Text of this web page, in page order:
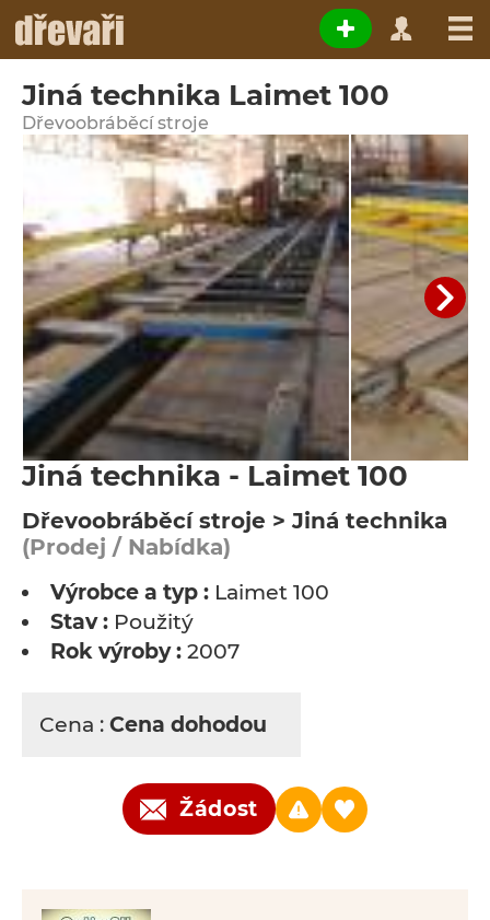
Jiná technika Laimet 100
Dřevoobráběcí stroje
Jiná technika - Laimet 100
Dřevoobráběcí stroje > Jiná technika
(Prodej / Nabídka)
Výrobce a typ : Laimet 100
Stav : Použitý
Rok výroby : 2007
Cena : Cena dohodou
Žádost